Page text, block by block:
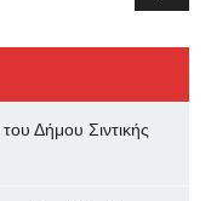
Δήμου Σιντικής